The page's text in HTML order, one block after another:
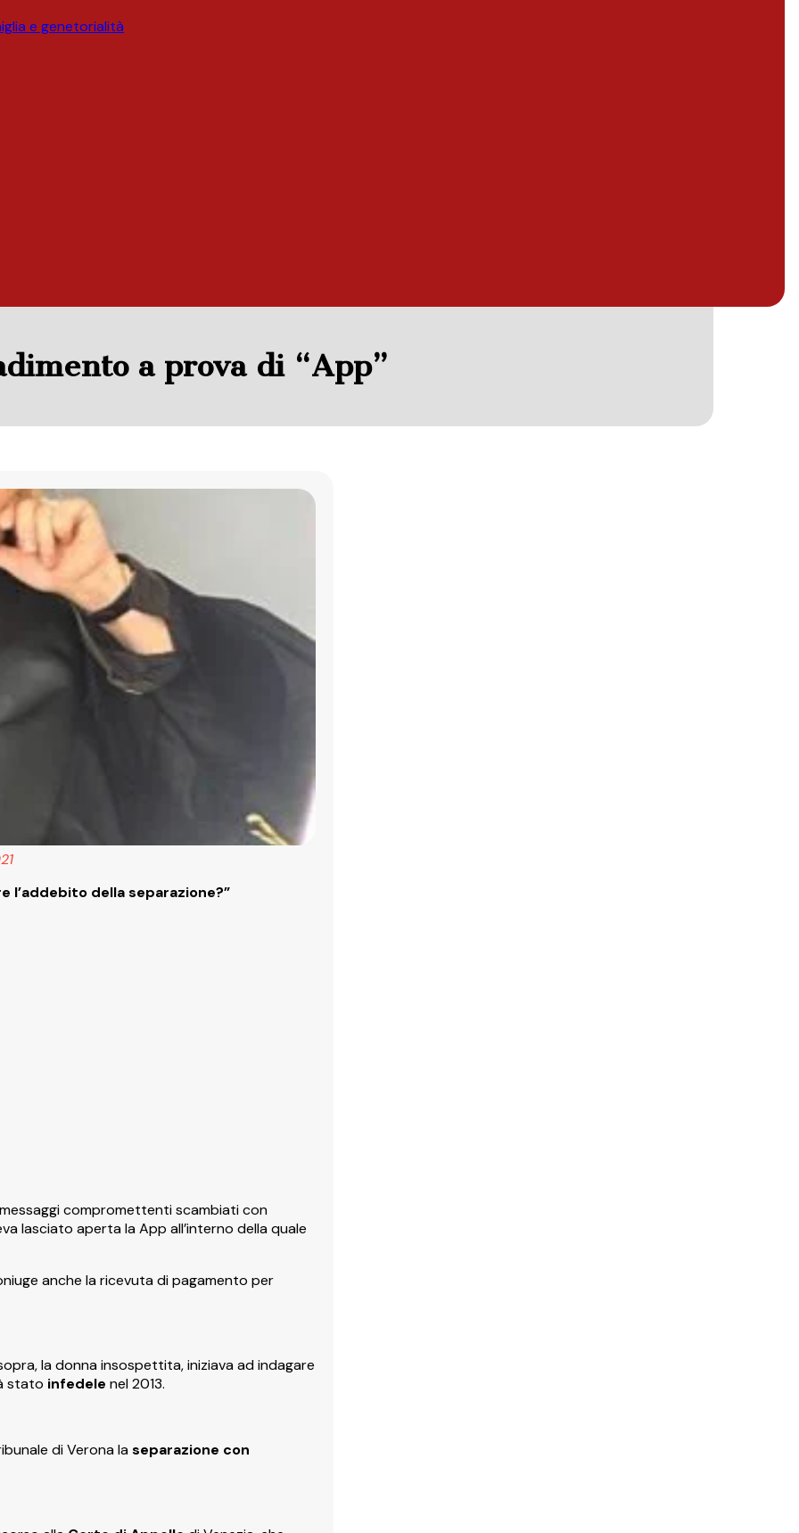
e genetorialità
a prova di “App”
l’addebito della separazione?”
compromettenti scambiati con
lasciato aperta la App all’interno della quale
anche la ricevuta di pagamento per
la donna insospettita, iniziava ad indagare
stato infedele nel 2013.
di Verona laseparazione con